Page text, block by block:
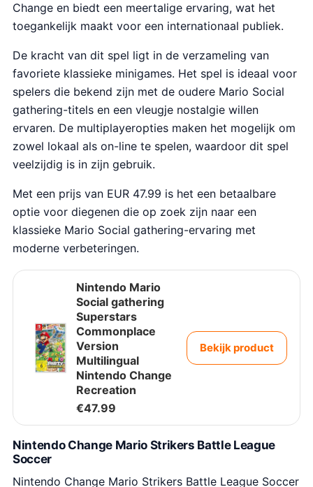
Change en biedt een meertalige ervaring, wat het
toegankelijk maakt voor een internationaal publiek.
De kracht van dit spel ligt in de verzameling van
favoriete klassieke minigames. Het spel is ideaal voor
spelers die bekend zijn met de oudere Mario Social
gathering-titels en een vleugje nostalgie willen
ervaren. De multiplayeropties maken het mogelijk om
zowel lokaal als on-line te spelen, waardoor dit spel
veelzijdig is in zijn gebruik.
Met een prijs van EUR 47.99 is het een betaalbare
optie voor diegenen die op zoek zijn naar een
klassieke Mario Social gathering-ervaring met
moderne verbeteringen.
Nintendo Mario
Social gathering
Superstars
Commonplace
Version
Multilingual
Nintendo Change
Recreation
€47.99
Bekijk product
Nintendo Change Mario Strikers Battle League
Soccer
Nintendo Change Mario Strikers Battle League Soccer